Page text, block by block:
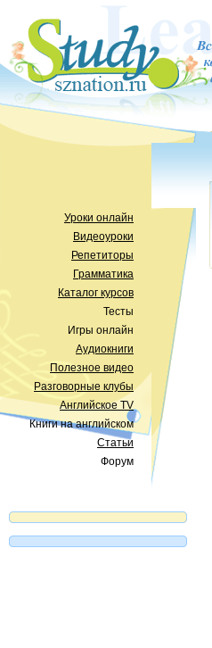
Уроки онлайн
Видеоуроки
Репетиторы
Грамматика
Каталог курсов
Тесты
Игры онлайн
Аудиокниги
Полезное видео
Разговорные клубы
Английское TV
Книги на английском
Статьи
Форум